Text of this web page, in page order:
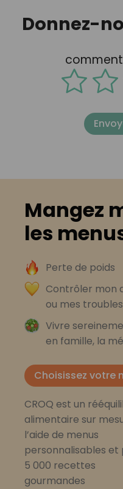
Donnez-
Mangez
les
Perte de poids
Contrôler mon
ou mes
Vivre
en famille, la
Choisissez votre
CROQ est un
alimentaire sur
l’aide de menus
personnalisables et
5 000 recettes
gourmandes